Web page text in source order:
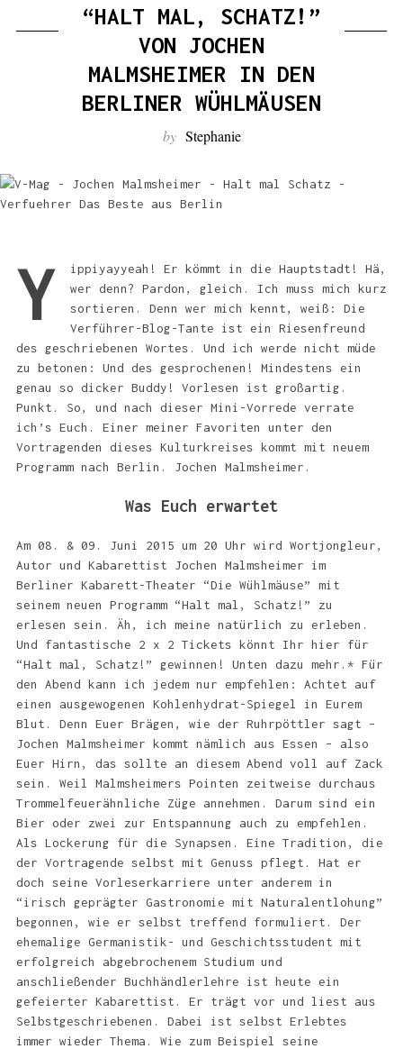
:
“HALT MAL, SCHATZ!”
VON JOCHEN
MALMSHEIMER IN DEN
BERLINER WÜHLMÄUSEN
by Stephanie
Y
ippiyayyeah! Er kömmt in die Hauptstadt! Hä,
wer denn? Pardon, gleich. Ich muss mich kurz
sortieren. Denn wer mich kennt, weiß: Die
Verführer-Blog-Tante ist ein Riesenfreund
des geschriebenen Wortes. Und ich werde nicht müde
zu betonen: Und des gesprochenen! Mindestens ein
genau so dicker Buddy! Vorlesen ist großartig.
Punkt. So, und nach dieser Mini-Vorrede verrate
ich’s Euch. Einer meiner Favoriten unter den
Vortragenden dieses Kulturkreises kommt mit neuem
Programm nach Berlin. Jochen Malmsheimer.
Was Euch erwartet
Am 08. & 09. Juni 2015 um 20 Uhr wird Wortjongleur,
Autor und Kabarettist Jochen Malmsheimer im
Berliner Kabarett-Theater “Die Wühlmäuse” mit
seinem neuen Programm “Halt mal, Schatz!” zu
erlesen sein. Äh, ich meine natürlich zu erleben.
Und fantastische 2 x 2 Tickets könnt Ihr hier für
“Halt mal, Schatz!” gewinnen! Unten dazu mehr.* Für
den Abend kann ich jedem nur empfehlen: Achtet auf
einen ausgewogenen Kohlenhydrat-Spiegel in Eurem
Blut. Denn Euer Brägen, wie der Ruhrpöttler sagt –
Jochen Malmsheimer kommt nämlich aus Essen – also
Euer Hirn, das sollte an diesem Abend voll auf Zack
sein. Weil Malmsheimers Pointen zeitweise durchaus
Trommelfeuerähnliche Züge annehmen. Darum sind ein
Bier oder zwei zur Entspannung auch zu empfehlen.
Als Lockerung für die Synapsen. Eine Tradition, die
der Vortragende selbst mit Genuss pflegt. Hat er
doch seine Vorleserkarriere unter anderem in
“irisch geprägter Gastronomie mit Naturalentlohung”
begonnen, wie er selbst treffend formuliert. Der
ehemalige Germanistik- und Geschichtsstudent mit
erfolgreich abgebrochenem Studium und
anschließender Buchhändlerlehre ist heute ein
gefeierter Kabarettist. Er trägt vor und liest aus
Selbstgeschriebenen. Dabei ist selbst Erlebtes
immer wieder Thema. Wie zum Beispiel seine